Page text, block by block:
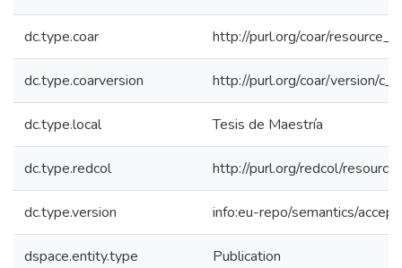
dc.type.coar http://purl.org/coar/
dc.type.coarversion http://purl.org/coar/version/
dc.type.local Tesis de Maestría
dc.type.redcol http://purl.org/redcol/
dc.type.version info:eu-repo/semantics/
dspace.entity.type Publication